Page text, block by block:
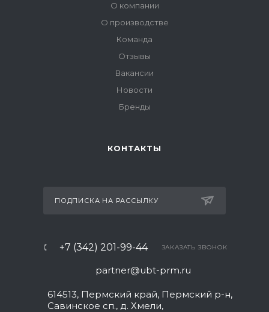
О компании
О производстве
Команда
Отзывы
Вакансии
Новости
Бренды
КОНТАКТЫ
ПОДПИСКА НА РАССЫЛКУ
+7 (342) 201-99-44 ЗАКАЗАТЬ ЗВОНОК
partner@ubt-prm.ru
614513, Пермский край, Пермский р-н,
Савинское сп., д. Хмели,